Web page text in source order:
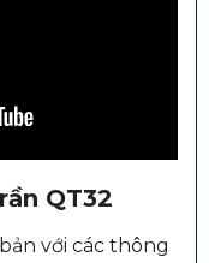
QT32
với các thông